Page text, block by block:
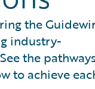
the
industry-
the
to achieve